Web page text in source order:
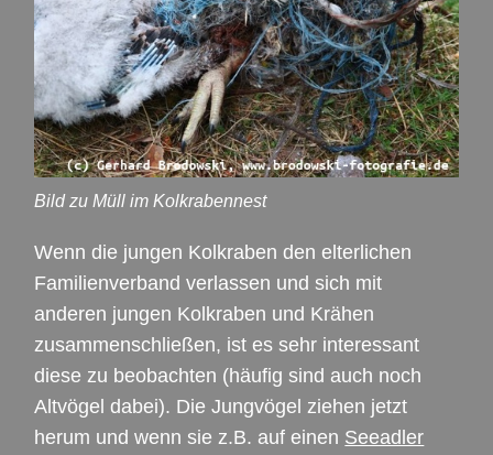
Bild zu Müll im Kolkrabennest
Wenn die jungen Kolkraben den elterlichen
Familienverband verlassen und sich mit
anderen jungen Kolkraben und Krähen
zusammenschließen, ist es sehr interessant
diese zu beobachten (häufig sind auch noch
Altvögel dabei). Die Jungvögel ziehen jetzt
herum und wenn sie z.B. auf einen Seeadler